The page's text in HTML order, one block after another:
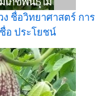
ชื่อวิทยาศาสตร์ การ
อ ประโยชน์